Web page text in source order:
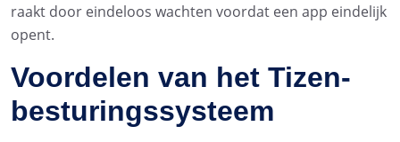
raakt door eindeloos wachten voordat een app eindelijk
opent.
Voordelen van het Tizen-
besturingssysteem